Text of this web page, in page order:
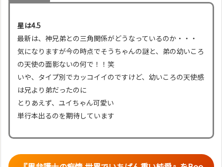
星は4.5
最新は、神兄弟との三角関係がどうなっているのか・・・
気になりますが今の時点でそうちゃんの謎と、弟の幼いころ
の天使の面影ないの何で！！笑
いや、タイプ別でカッコイイのですけど、幼いころの天使感
は兄より弟だったのに
とりあえず、ユイちゃん可愛い
単行本出るのを期待しています